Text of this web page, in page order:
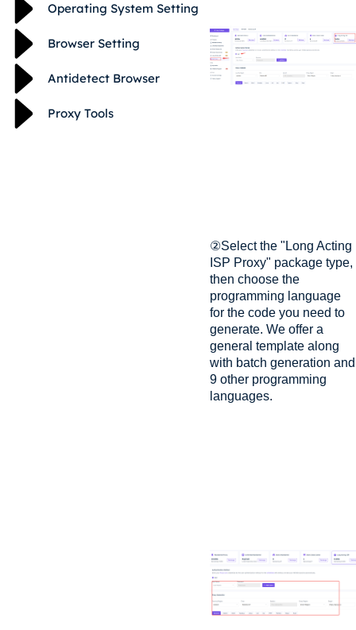
Operating System Setting
Browser Setting
Antidetect Browser
Proxy Tools
②Select the "Long Acting
ISP Proxy" package type,
then choose the
programming language
for the code you need to
generate. We offer a
general template along
with batch generation and
9 other programming
languages.